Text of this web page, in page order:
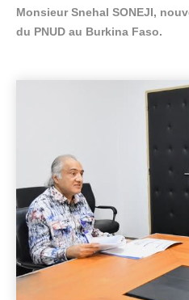
Monsieur Snehal SONEJI,
du PNUD au Burkina Faso.